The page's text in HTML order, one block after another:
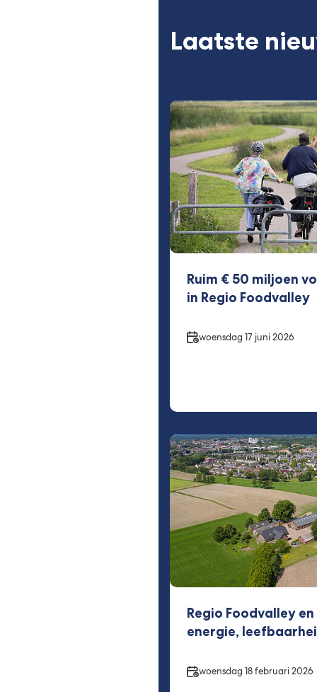
Laatste
Ruim € 50 miljoen
in Regio Foodvalley
Datum
woensdag 17 juni 2026
Regio Foodvalley
energie,
Datum
woensdag 18 februari 2026